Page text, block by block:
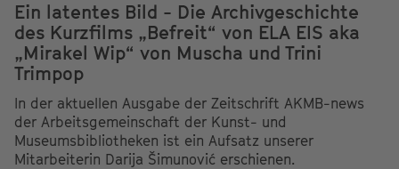
Ein latentes Bild - Die Archivgeschichte
des Kurzfilms „Befreit“ von ELA EIS aka
„Mirakel Wip“ von Muscha und Trini
Trimpop
In der aktuellen Ausgabe der Zeitschrift AKMB-news
der Arbeitsgemeinschaft der Kunst- und
Museumsbibliotheken ist ein Aufsatz unserer
Mitarbeiterin Darija Šimunović erschienen.